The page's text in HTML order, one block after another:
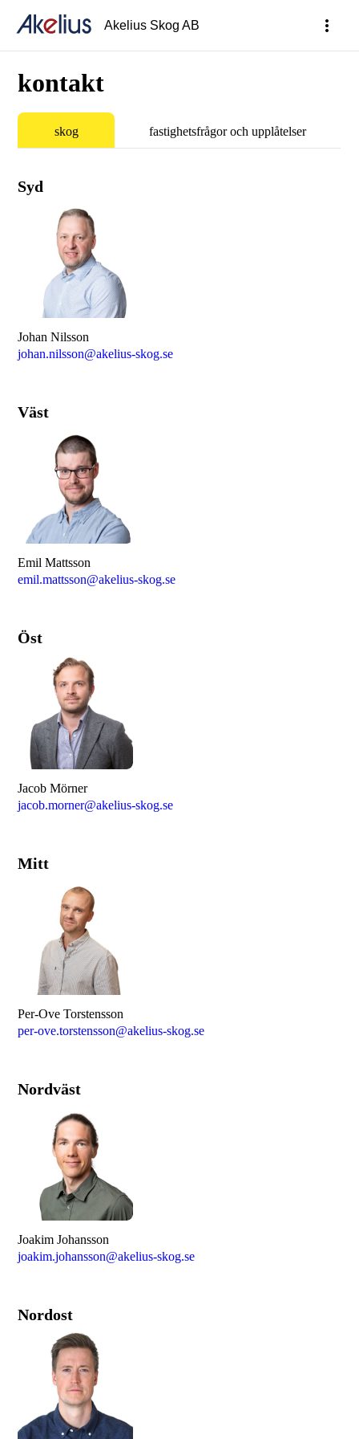
Akelius Skog AB more_vert
kontakt
skog fastighetsfrågor och upplåtelser
Syd
Johan Nilsson
johan.nilsson@akelius-skog.se
Väst
Emil Mattsson
emil.mattsson@akelius-skog.se
Öst
Jacob Mörner
jacob.morner@akelius-skog.se
Mitt
Per-Ove Torstensson
per-ove.torstensson@akelius-skog.se
Nordväst
Joakim Johansson
joakim.johansson@akelius-skog.se
Nordost